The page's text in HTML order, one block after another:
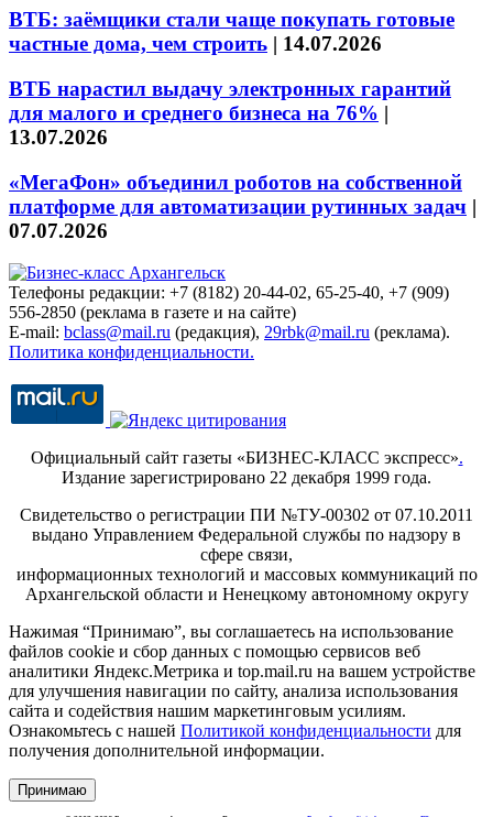
ВТБ: заёмщики стали чаще покупать готовые
частные дома, чем строить | 14.07.2026
ВТБ нарастил выдачу электронных гарантий
для малого и среднего бизнеса на 76% |
13.07.2026
«МегаФон» объединил роботов на собственной
платформе для автоматизации рутинных задач |
07.07.2026
Телефоны редакции: +7 (8182) 20-44-02, 65-25-40, +7 (909)
556-2850 (реклама в газете и на сайте)
E-mail: bclass@mail.ru (редакция), 29rbk@mail.ru (реклама).
Политика конфиденциальности.
Официальный сайт газеты «БИЗНЕС-КЛАСС экспресс».
Издание зарегистрировано 22 декабря 1999 года.
Свидетельство о регистрации ПИ №ТУ-00302 от 07.10.2011
выдано Управлением Федеральной службы по надзору в
сфере связи,
информационных технологий и массовых коммуникаций по
Архангельской области и Ненецкому автономному округу
Нажимая “Принимаю”, вы соглашаетесь на использование
файлов cookie и сбор данных с помощью сервисов веб
аналитики Яндекс.Метрика и top.mail.ru на вашем устройстве
для улучшения навигации по сайту, анализа использования
сайта и содействия нашим маркетинговым усилиям.
Ознакомьтесь с нашей Политикой конфиденциальности для
получения дополнительной информации.
Принимаю